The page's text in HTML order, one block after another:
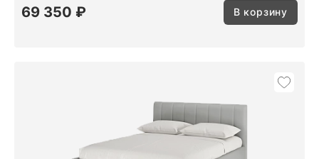
69 350 ₽ В корзину